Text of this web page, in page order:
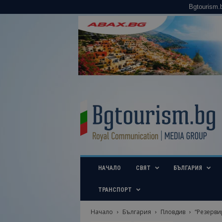
u
i
b
НАЧАЛО СВЯТ БЪЛГАРИЯ
ТРАНСПОРТ
Начало България Пловдив